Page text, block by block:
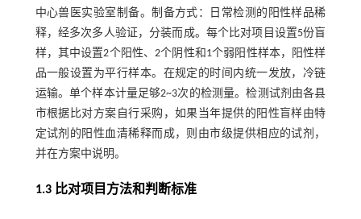
中心兽医实验室制备。制备方式：日常检测的阳性样品稀
释，经多次多人验证，分装而成。每个比对项目设置5份盲
样，其中设置2个阳性、2个阴性和1个弱阳性样本，阳性样
品一般设置为平行样本。在规定的时间内统一发放，冷链
运输。单个样本计量足够2~3次的检测量。检测试剂由各县
市根据比对方案自行采购，如果当年提供的阳性盲样由特
定试剂的阳性血清稀释而成，则由市级提供相应的试剂，
并在方案中说明。
1.3 比对项目方法和判断标准